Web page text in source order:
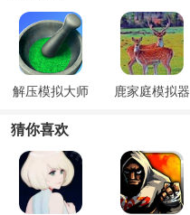
解压模拟大师 鹿家庭模拟器
猜你喜欢